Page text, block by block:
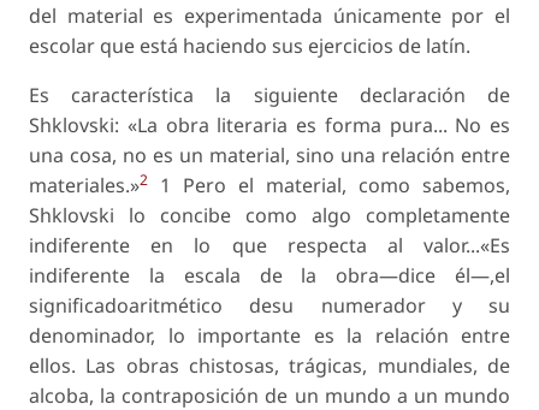
del material es experimentada únicamente por el
escolar que está haciendo sus ejercicios de latín.
Es característica la siguiente declaración de
Shklovski: «La obra literaria es forma pura... No es
una cosa, no es un material, sino una relación entre
materiales.»2
1 Pero el material, como sabemos,
Shklovski lo concibe como algo completamente
indiferente en lo que respecta al valor...«Es
indiferente la escala de la obra—dice él—,el
significadoaritmético desu numerador y su
denominador, lo importante es la relación entre
ellos. Las obras chistosas, trágicas, mundiales, de
alcoba, la contraposición de un mundo a un mundo